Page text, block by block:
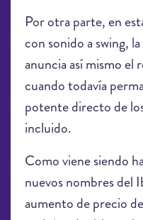
Por otra parte, en
con sonido a swing,
anuncia así mismo el
cuando todavía
potente directo de
incluido.
Como viene siendo
nuevos nombres del
aumento de precio